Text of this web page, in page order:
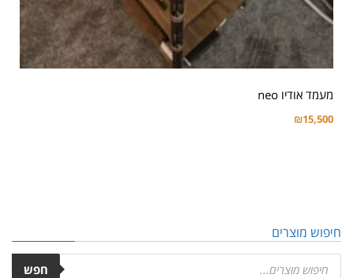
מעמד אודיו neo
₪15,500
חיפוש מוצרים
חפש